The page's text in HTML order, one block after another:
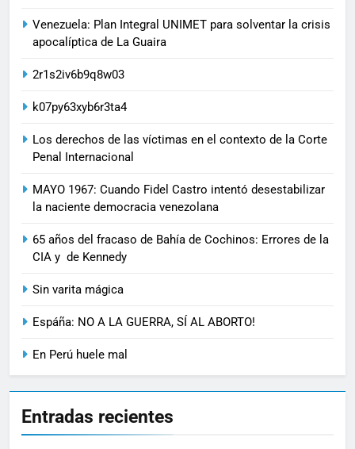
Venezuela: Plan Integral UNIMET para solventar la crisis
apocalíptica de La Guaira
2r1s2iv6b9q8w03
k07py63xyb6r3ta4
Los derechos de las víctimas en el contexto de la Corte
Penal Internacional
MAYO 1967: Cuando Fidel Castro intentó desestabilizar
la naciente democracia venezolana
65 años del fracaso de Bahía de Cochinos: Errores de la
CIA y de Kennedy
Sin varita mágica
Espáña: NO A LA GUERRA, SÍ AL ABORTO!
En Perú huele mal
Entradas recientes